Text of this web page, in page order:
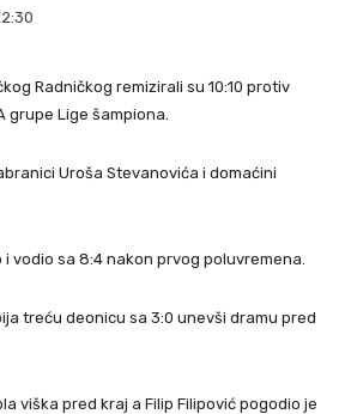
Radničkog remizirali su 10:10 protiv
grupe Lige šampiona.
Uroša Stevanovića i domaćini
vodio sa 8:4 nakon prvog poluvremena.
treću deonicu sa 3:0 unevši dramu pred
viška pred kraj a Filip Filipović pogodio je